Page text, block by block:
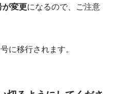
変更になるので、ご注意
に移行されます。